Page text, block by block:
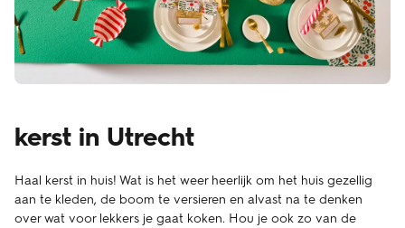
kerst in Utrecht
Haal kerst in huis! Wat is het weer heerlijk om het huis gezellig
aan te kleden, de boom te versieren en alvast na te denken
over wat voor lekkers je gaat koken. Hou je ook zo van de